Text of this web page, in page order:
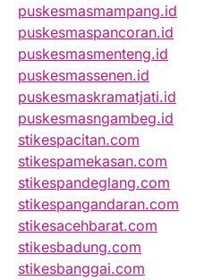
puskesmasmampang.id
puskesmaspancoran.id
puskesmasmenteng.id
puskesmassenen.id
puskesmaskramatjati.id
puskesmasngambeg.id
stikespacitan.com
stikespamekasan.com
stikespandeglang.com
stikespangandaran.com
stikesacehbarat.com
stikesbadung.com
stikesbanggai.com